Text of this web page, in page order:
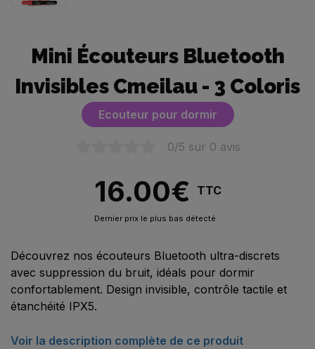
Mini Écouteurs Bluetooth
Invisibles Cmeilau - 3 Coloris
Ecouteur pour dormir
0/5 sur 0 avis
16.00€ TTC
Dernier prix le plus bas détecté
Découvrez nos écouteurs Bluetooth ultra-discrets
avec suppression du bruit, idéals pour dormir
confortablement. Design invisible, contrôle tactile et
étanchéité IPX5.
Voir la description complète de ce produit